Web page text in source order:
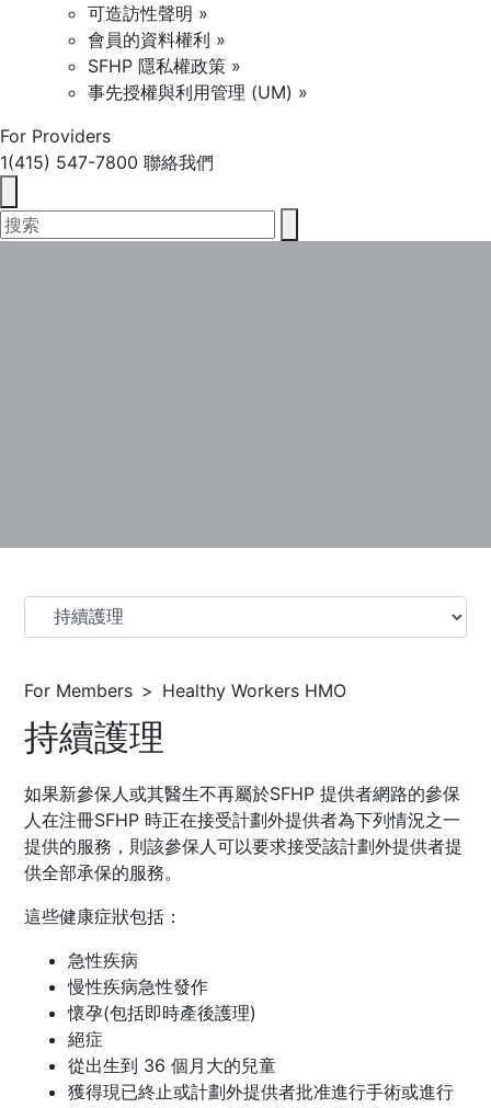
可造訪性聲明 »
會員的資料權利 »
SFHP 隱私權政策 »
事先授權與利用管理 (UM) »
For Providers
1(415) 547-7800 聯絡我們
For Members Healthy Workers HMO
持續護理
如果新參保人或其醫生不再屬於SFHP 提供者網路的參保
人在注冊SFHP 時正在接受計劃外提供者為下列情況之一
提供的服務，則該參保人可以要求接受該計劃外提供者提
供全部承保的服務。
這些健康症狀包括：
急性疾病
慢性疾病急性發作
懷孕(包括即時產後護理)
絕症
從出生到 36 個月大的兒童
獲得現已終止或計劃外提供者批准進行手術或進行